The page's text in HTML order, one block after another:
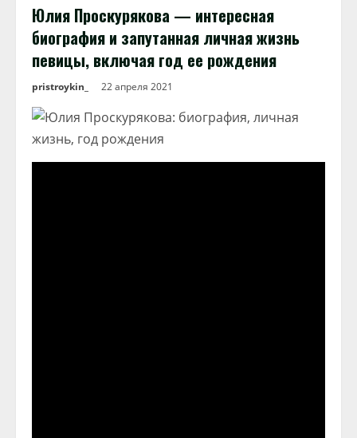
Юлия Проскурякова — интересная
биография и запутанная личная жизнь
певицы, включая год ее рождения
pristroykin_ 22 апреля 2021